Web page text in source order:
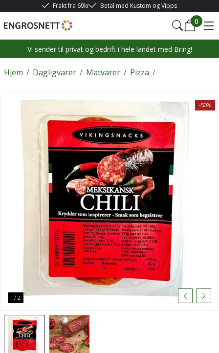
Frakt fra 69kr Betal med Kustom og Vipps
0
Vi sender til privat og bedrift i hele landet med Bring!
/
Hjem /
Dagligvarer /
Matvarer /
Pizza
1 / 2
-50%